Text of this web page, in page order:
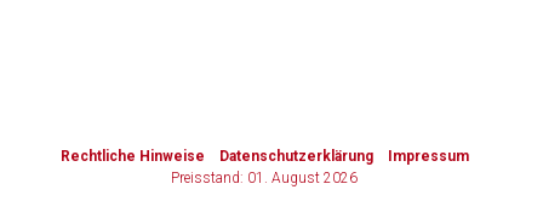
Rechtliche Hinweise Datenschutzerklärung
Impressum
Preisstand: 01. August 2026